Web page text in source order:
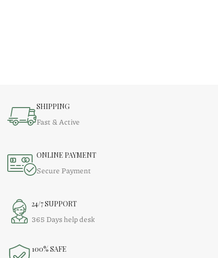
SHIPPING
Fast & Active
ONLINE PAYMENT
Secure Payment
24/7 SUPPORT
365 Days help desk
100% SAFE